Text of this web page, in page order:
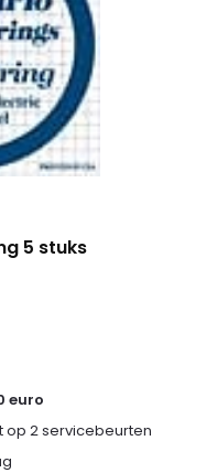
5 stuks
euro
op 2 servicebeurten